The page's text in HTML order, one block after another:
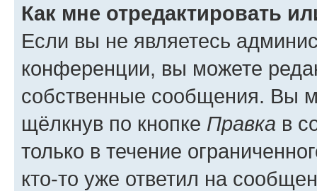
Как мне отредактировать
Если вы не являетесь
конференции, вы можете
собственные сообщения. Вы
щёлкнув по кнопке Правка в
только в течение
кто-то уже ответил на